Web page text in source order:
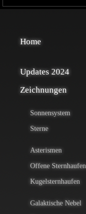
Home
Updates 2024
Zeichnungen
Sonnensystem
Sterne
Asterismen
Offene Sternhaufen
Kugelsternhaufen
Galaktische Nebel